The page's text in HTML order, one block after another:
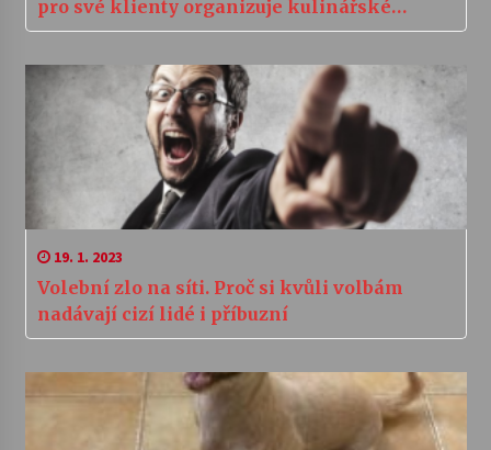
pro své klienty organizuje kulinářské
zážitky
19. 1. 2023
Volební zlo na síti. Proč si kvůli volbám
nadávají cizí lidé i příbuzní